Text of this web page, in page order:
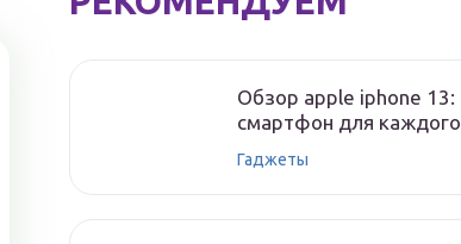
Обзор apple iphone 13:
смартфон для каждого
Гаджеты